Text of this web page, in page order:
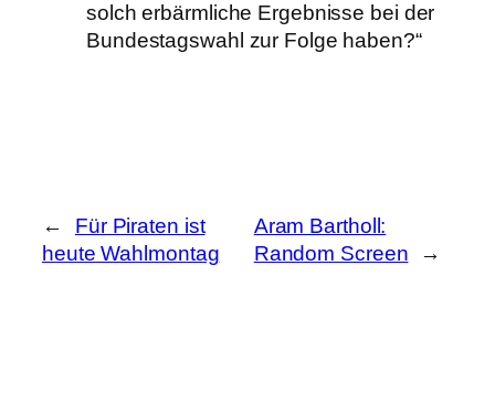
solch erbärmliche Ergebnisse bei der
Bundestagswahl zur Folge haben?“
←
Für Piraten ist
heute Wahlmontag
Aram Bartholl:
Random Screen
→